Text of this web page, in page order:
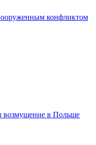
конфликтом
возмущение в Польше